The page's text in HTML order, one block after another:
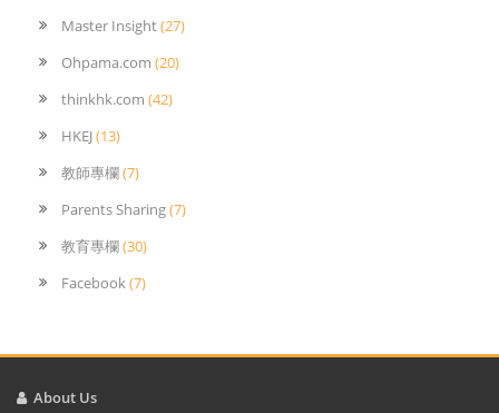
Master Insight(27)
Ohpama.com (20)
thinkhk.com (42)
HKEJ(13)
教師專欄(7)
Parents Sharing(7)
教育專欄(30)
Facebook (7)
About Us